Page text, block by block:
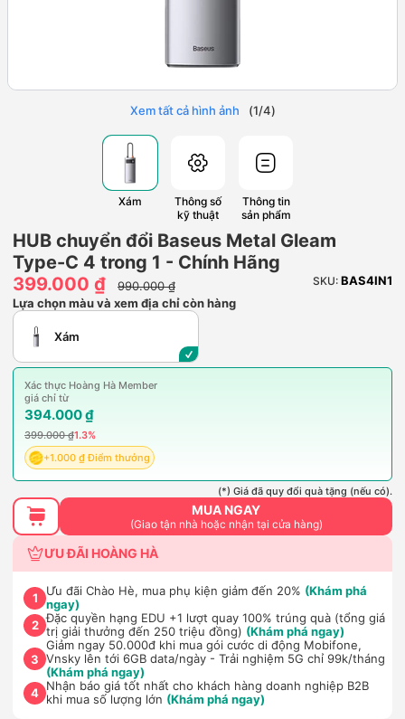
Xem tất cả hình ảnh (1/4)
Xám
Thông số
kỹ thuật
Thông tin
sản phẩm
HUB chuyển đổi Baseus Metal Gleam
Type-C 4 trong 1 - Chính Hãng
399.000 ₫
990.000 ₫ SKU: BAS4IN1
Lựa chọn màu và xem địa chỉ còn hàng
Xám
Xác thực Hoàng Hà Member
giá chỉ từ
394.000 ₫
399.000 ₫1.3%
+1.000 ₫ Điểm thưởng
(*) Giá đã quy đổi quà tặng (nếu có).
MUA NGAY
(Giao tận nhà hoặc nhận tại cửa hàng)
ƯU ĐÃI HOÀNG HÀ
1 Ưu đãi Chào Hè, mua phụ kiện giảm đến 20% (Khám phá
ngay)
2 Đặc quyền hạng EDU +1 lượt quay 100% trúng quà (tổng giá
trị giải thưởng đến 250 triệu đồng) (Khám phá ngay)
3
Giảm ngay 50.000đ khi mua gói cước di động Mobifone,
Vnsky lên tới 6GB data/ngày - Trải nghiệm 5G chỉ 99k/tháng
(Khám phá ngay)
4 Nhận báo giá tốt nhất cho khách hàng doanh nghiệp B2B
khi mua số lượng lớn (Khám phá ngay)